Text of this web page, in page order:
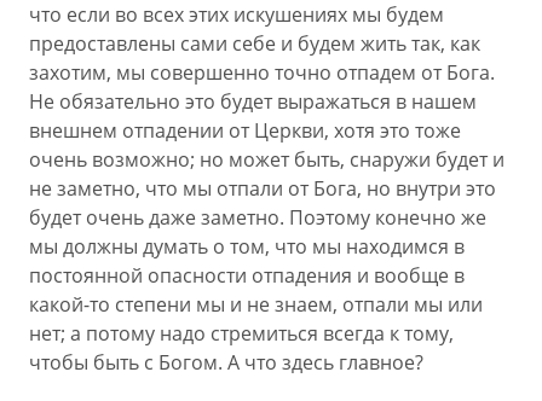
что если во всех этих искушениях мы будем
предоставлены сами себе и будем жить так, как
захотим, мы совершенно точно отпадем от Бога.
Не обязательно это будет выражаться в нашем
внешнем отпадении от Церкви, хотя это тоже
очень возможно; но может быть, снаружи будет и
не заметно, что мы отпали от Бога, но внутри это
будет очень даже заметно. Поэтому конечно же
мы должны думать о том, что мы находимся в
постоянной опасности отпадения и вообще в
какой-то степени мы и не знаем, отпали мы или
нет; а потому надо стремиться всегда к тому,
чтобы быть с Богом. А что здесь главное?